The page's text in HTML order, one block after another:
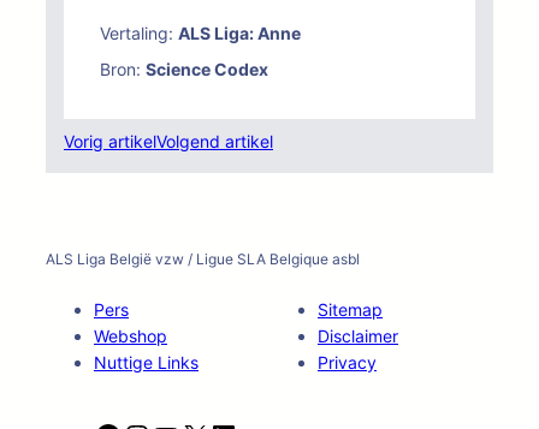
Vertaling: ALS Liga: Anne
Bron: Science Codex
Vorig artikelVolgend artikel
ALS Liga België vzw / Ligue SLA Belgique asbl
Pers
Webshop
Nuttige Links
Sitemap
Disclaimer
Privacy